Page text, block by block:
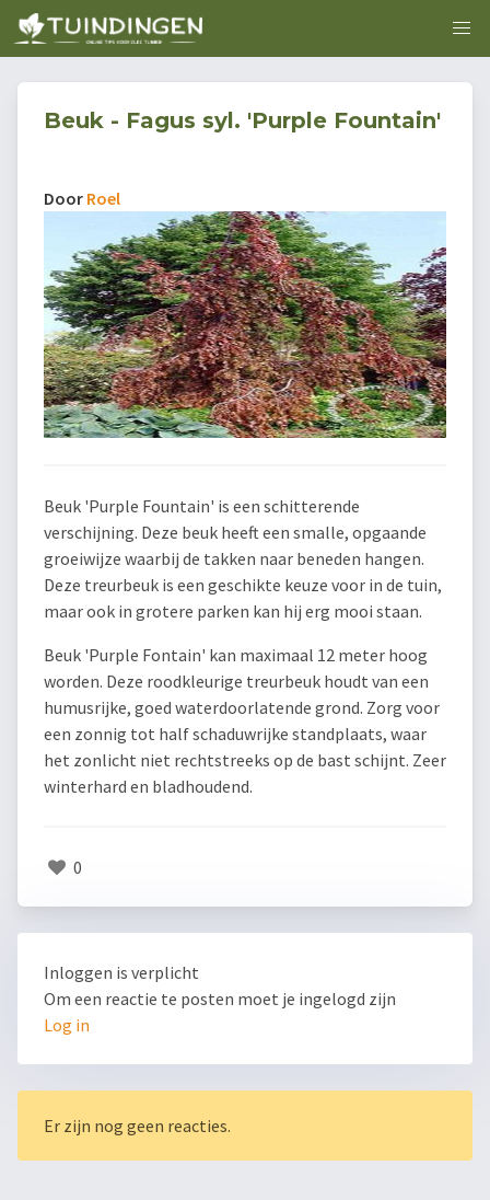
Beuk - Fagus syl. 'Purple Fountain'
Door Roel
Beuk 'Purple Fountain' is een schitterende
verschijning. Deze beuk heeft een smalle, opgaande
groeiwijze waarbij de takken naar beneden hangen.
Deze treurbeuk is een geschikte keuze voor in de tuin,
maar ook in grotere parken kan hij erg mooi staan.
Beuk 'Purple Fontain' kan maximaal 12 meter hoog
worden. Deze roodkleurige treurbeuk houdt van een
humusrijke, goed waterdoorlatende grond. Zorg voor
een zonnig tot half schaduwrijke standplaats, waar
het zonlicht niet rechtstreeks op de bast schijnt. Zeer
winterhard en bladhoudend.
0
Inloggen is verplicht
Om een reactie te posten moet je ingelogd zijn
Log in
Er zijn nog geen reacties.